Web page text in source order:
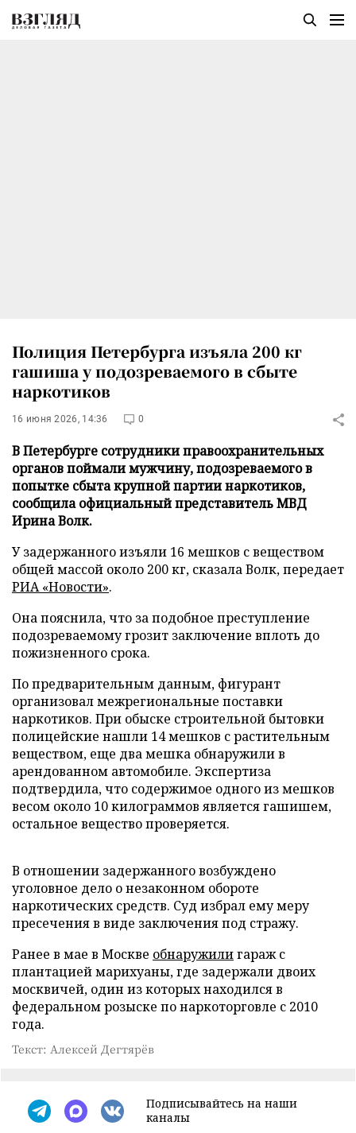
Полиция Петербурга изъяла 200 кг
гашиша у подозреваемого в сбыте
наркотиков
16 июня 2026, 14:36 0
В Петербурге сотрудники правоохранительных
органов поймали мужчину, подозреваемого в
попытке сбыта крупной партии наркотиков,
сообщила официальный представитель МВД
Ирина Волк.
У задержанного изъяли 16 мешков с веществом
общей массой около 200 кг, сказала Волк, передает
РИА «Новости».
Она пояснила, что за подобное преступление
подозреваемому грозит заключение вплоть до
пожизненного срока.
По предварительным данным, фигурант
организовал межрегиональные поставки
наркотиков. При обыске строительной бытовки
полицейские нашли 14 мешков с растительным
веществом, еще два мешка обнаружили в
арендованном автомобиле. Экспертиза
подтвердила, что содержимое одного из мешков
весом около 10 килограммов является гашишем,
остальное вещество проверяется.
В отношении задержанного возбуждено
уголовное дело о незаконном обороте
наркотических средств. Суд избрал ему меру
пресечения в виде заключения под стражу.
Ранее в мае в Москве обнаружилигараж с
плантацией марихуаны, где задержали двоих
москвичей, один из которых находился в
федеральном розыске по наркоторговле с 2010
года.
Текст: Алексей Дегтярёв
Подписывайтесь на наши
каналы